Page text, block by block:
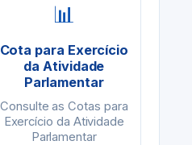
📊
Cota para Exercício
da Atividade
Parlamentar
Consulte as Cotas para
Exercício da Atividade
Parlamentar